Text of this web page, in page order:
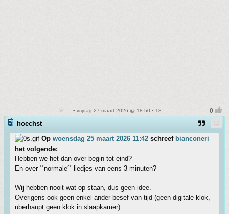
• vrijdag 27 maart 2026 @ 18:50 • 18
hoechst
Op woensdag 25 maart 2026 11:42 schreef bianconeri
het volgende:
Hebben we het dan over begin tot eind?
En over ´´normale´´ liedjes van eens 3 minuten?
Wij hebben nooit wat op staan, dus geen idee.
Overigens ook geen enkel ander besef van tijd (geen digitale klok,
uberhaupt geen klok in slaapkamer).